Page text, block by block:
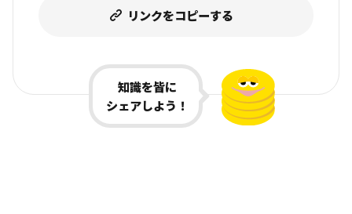
知識を皆に
シェアしよう！
リンクをコピーする